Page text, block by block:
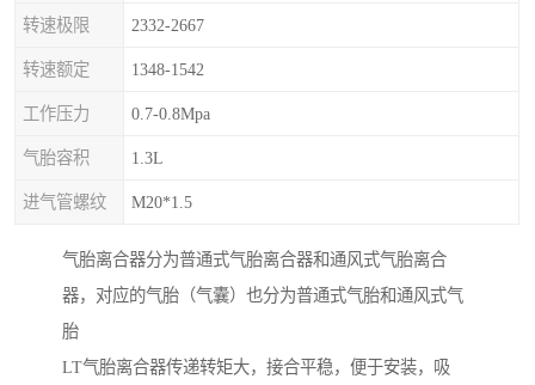
转速极限 2332-2667
转速额定 1348-1542
工作压力 0.7-0.8Mpa
气胎容积 1.3L
进气管螺纹 M20*1.5
气胎离合器分为普通式气胎离合器和通风式气胎离合
器，对应的气胎（气囊）也分为普通式气胎和通风式气
胎
LT气胎离合器传递转矩大，接合平稳，便于安装，吸